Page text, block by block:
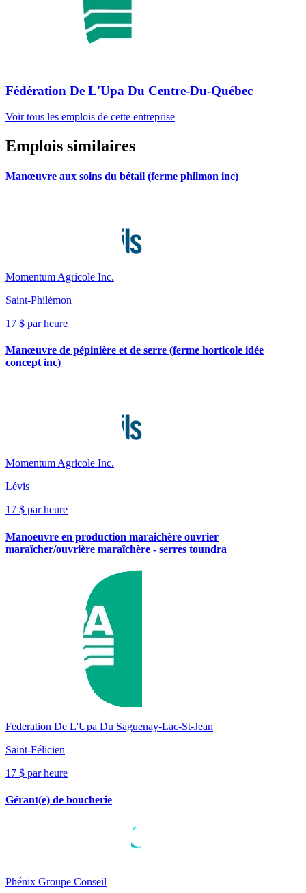
Fédération De L'Upa Du Centre-Du-Québec
Voir tous les emplois de cette entreprise
Emplois similaires
Manœuvre aux soins du bétail (ferme philmon inc)
Momentum Agricole Inc.
Saint-Philémon
17 $ par heure
Manœuvre de pépinière et de serre (ferme horticole idée
concept inc)
Momentum Agricole Inc.
Lévis
17 $ par heure
Manoeuvre en production maraichère ouvrier
maraîcher/ouvrière maraîchère - serres toundra
Federation De L'Upa Du Saguenay-Lac-St-Jean
Saint-Félicien
17 $ par heure
Gérant(e) de boucherie
Phénix Groupe Conseil